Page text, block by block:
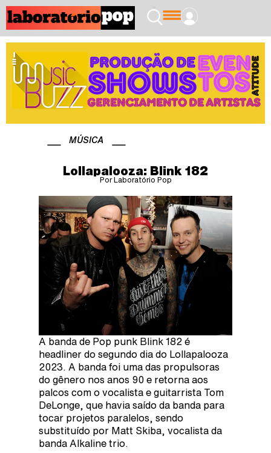
MÚSICA
Lollapalooza: Blink 182
Por Laboratório Pop
A banda de Pop punk Blink 182 é
headliner do segundo dia do Lollapalooza
2023. A banda foi uma das propulsoras
do gênero nos anos 90 e retorna aos
palcos com o vocalista e guitarrista Tom
DeLonge, que havia saído da banda para
tocar projetos paralelos, sendo
substituído por Matt Skiba, vocalista da
banda Alkaline trio.